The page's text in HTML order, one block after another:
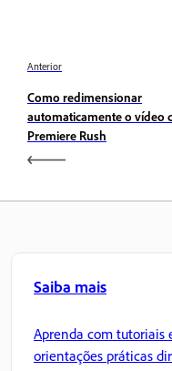
Anterior
Como redimensionar
automaticamente o vídeo
Premiere Rush
Saiba mais
Aprenda com tutoriais
orientações práticas